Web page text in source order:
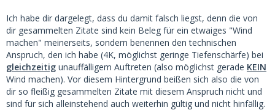
Ich habe dir dargelegt, dass du damit falsch liegst, denn die von
dir gesammelten Zitate sind kein Beleg für ein etwaiges "Wind
machen" meinerseits, sondern benennen den technischen
Anspruch, den ich habe (4K, möglichst geringe Tiefenschärfe) bei
gleichzeitig unauffälligem Auftreten (also möglichst gerade KEIN
Wind machen). Vor diesem Hintergrund beißen sich also die von
dir so fleißig gesammelten Zitate mit diesem Anspruch nicht und
sind für sich alleinstehend auch weiterhin gültig und nicht hinfällig.